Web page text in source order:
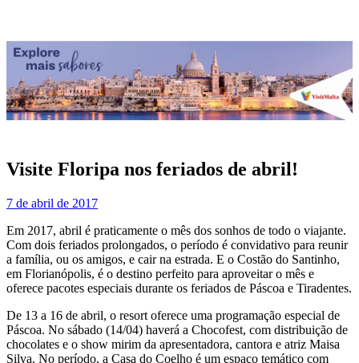
Visite Floripa nos feriados de abril!
7 de abril de 2017
Em 2017, abril é praticamente o mês dos sonhos de todo o viajante.
Com dois feriados prolongados, o período é convidativo para reunir
a família, ou os amigos, e cair na estrada. E o Costão do Santinho,
em Florianópolis, é o destino perfeito para aproveitar o mês e
oferece pacotes especiais durante os feriados de Páscoa e Tiradentes.
De 13 a 16 de abril, o resort oferece uma programação especial de
Páscoa. No sábado (14/04) haverá a Chocofest, com distribuição de
chocolates e o show mirim da apresentadora, cantora e atriz Maisa
Silva. No período, a Casa do Coelho é um espaço temático com